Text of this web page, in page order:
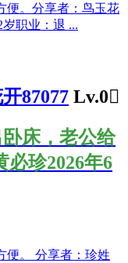
便。分享者：鸟玉花
职业：退 ...
87077 Lv.0
床，老公给
必珍2026年6
便。 分享者：珍姓